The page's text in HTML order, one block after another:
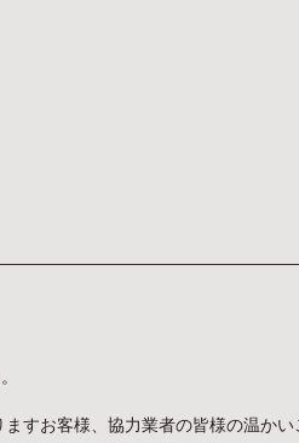
すお客様、協力業者の皆様の温か